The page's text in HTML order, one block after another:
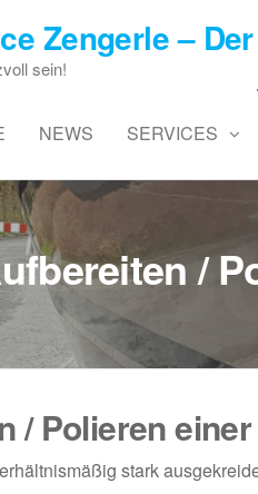
Zengerle –
sein!
NEWS SERVICES
/
/ Polieren
stark